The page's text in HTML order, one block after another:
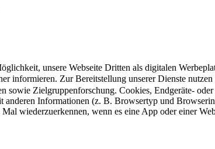
unsere Webseite Dritten als digitalen
informieren. Zur Bereitstellung unserer Dienste
sowie Zielgruppenforschung. Cookies, Endgeräte-
Informationen (z. B. Browsertyp und
wiederzuerkennen, wenn es eine App oder einer